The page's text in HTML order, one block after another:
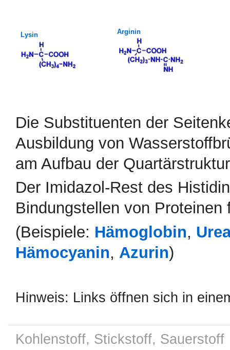
Lysin Arginin
Die Substituenten der
Ausbildung von
am Aufbau der
Der Imidazol-Rest des
Bindungstellen von Proteinen
(Beispiele: Hämoglobin,
Hämocyanin, Azurin)
Hinweis: Links öffnen sich in
Kohlenstoff, Stickstoff, Sauerstoff